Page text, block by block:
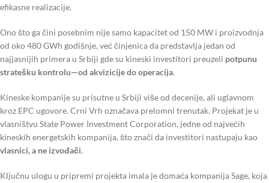
efikasne realizacije.
Ono što ga čini posebnim nije samo kapacitet od 150 MW i proizvodnja
od oko 480 GWh godišnje, već činjenica da predstavlja jedan od
najjasnijih primera u Srbiji gde su kineski investitori preuzeli potpunu
stratešku kontrolu—od akvizicije do operacija.
Kineske kompanije su prisutne u Srbiji više od decenije, ali uglavnom
kroz EPC ugovore. Crni Vrh označava prelomni trenutak. Projekat je u
vlasništvu State Power Investment Corporation, jedne od najvećih
kineskih energetskih kompanija, što znači da investitori nastupaju kao
vlasnici, a ne izvođači.
Ključnu ulogu u pripremi projekta imala je domaća kompanija Sage, koja